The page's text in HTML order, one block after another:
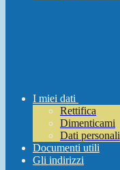
I miei dati
Rettifica
Dimenticami
Dati personali
Documenti utili
Gli indirizzi